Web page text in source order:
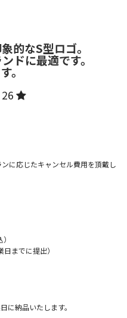
的なS型ロゴ。
ドに最適です。
。
26
に応じたキャンセル費用を頂戴し
までに提出）
に納品いたします。